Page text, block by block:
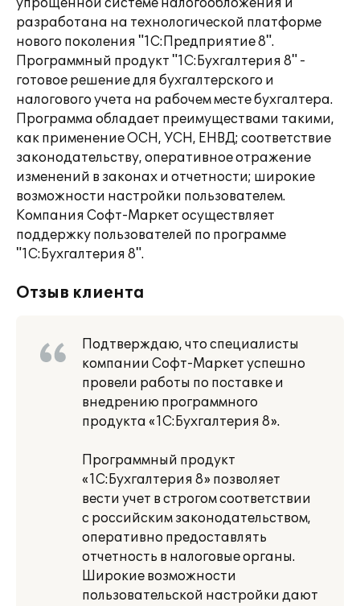
упрощенной системе налогообложения и
разработана на технологической платформе
нового поколения "1С:Предприятие 8".
Программный продукт "1С:Бухгалтерия 8" -
готовое решение для бухгалтерского и
налогового учета на рабочем месте бухгалтера.
Программа обладает преимуществами такими,
как применение ОСН, УСН, ЕНВД; соответствие
законодательству, оперативное отражение
изменений в законах и отчетности; широкие
возможности настройки пользователем.
Компания Софт-Маркет осуществляет
поддержку пользователей по программе
"1С:Бухгалтерия 8".
Отзыв клиента
Подтверждаю, что специалисты
компании Софт-Маркет успешно
провели работы по поставке и
внедрению программного
продукта «1С:Бухгалтерия 8».
Программный продукт
«1С:Бухгалтерия 8» позволяет
вести учет в строгом соответствии
с российским законодательством,
оперативно предоставлять
отчетность в налоговые органы.
Широкие возможности
пользовательской настройки дают